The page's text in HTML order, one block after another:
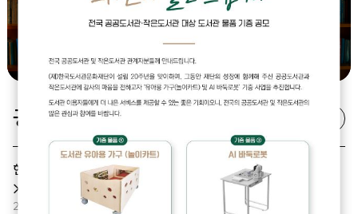
공지사항
한국도서관문화재단 설립 20주년 기념 사업 <도서관 물품 기증 공모
> 사업 안내
2026.07.27